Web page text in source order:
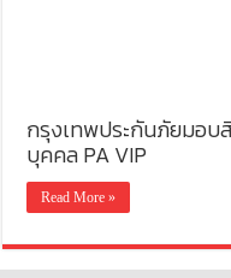
กรุงเทพประกันภัยมอบ
บุคคล PA VIP
Read More »